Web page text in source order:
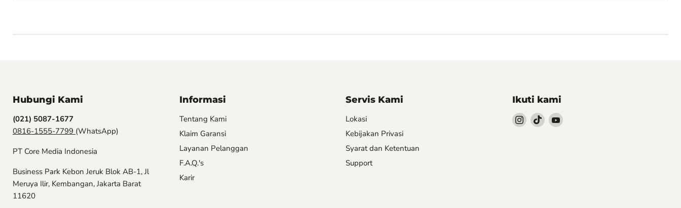
Hubungi Kami
(021) 5087-1677
0816-1555-7799 (WhatsApp)
PT Core Media Indonesia
Business Park Kebon Jeruk Blok AB-1, Jl
Meruya Ilir, Kembangan, Jakarta Barat
11620
Informasi
Tentang Kami
Klaim Garansi
Layanan Pelanggan
F.A.Q.'s
Karir
Servis Kami
Lokasi
Kebijakan Privasi
Syarat dan Ketentuan
Support
Ikuti kami
FollowFollowFollow